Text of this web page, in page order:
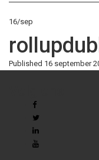
16/sep
Published 16 september